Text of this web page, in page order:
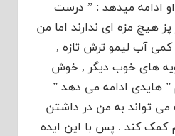
ادامه میدهد : ” درست
هیچ مزه ای ندارند اما من
کمی آب لیمو ترش تازه ,
های خوب دیگر , خوش
هایدی ادامه می دهد ”
تواند به من در داشتن
کمک کند . پس با این ایده